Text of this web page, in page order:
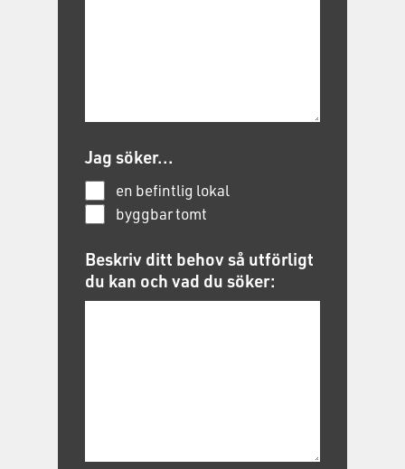
Jag söker...
en befintlig lokal
byggbar tomt
Beskriv ditt behov så utförligt
du kan och vad du söker: